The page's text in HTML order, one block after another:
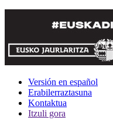
Versión en español
Erabilerraztasuna
Kontaktua
Itzuli gora